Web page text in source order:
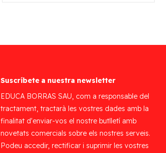
Suscríbete a nuestra newsletter
EDUCA BORRAS SAU, com a responsable del
tractament, tractarà les vostres dades amb la
finalitat d'enviar-vos el nostre butlletí amb
novetats comercials sobre els nostres serveis.
Podeu accedir, rectificar i suprimir les vostres